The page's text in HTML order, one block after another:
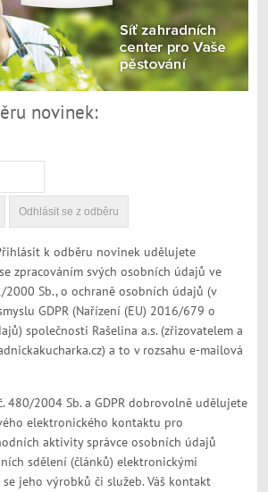
novinek:
k odběru novinek udělujete
zpracováním svých osobních údajů ve
2000 Sb., o ochraně osobních údajů (v
GDPR (Nařízení (EU) 2016/679 o
společnosti Rašelina a.s. (zřizovatelem a
a to v rozsahu e-mailová
480/2004 Sb. a GDPR dobrovolně udělujete
elektronického kontaktu pro
aktivity správce osobních údajů
sdělení (článků) elektronickými
jeho výrobků či služeb. Váš kontakt